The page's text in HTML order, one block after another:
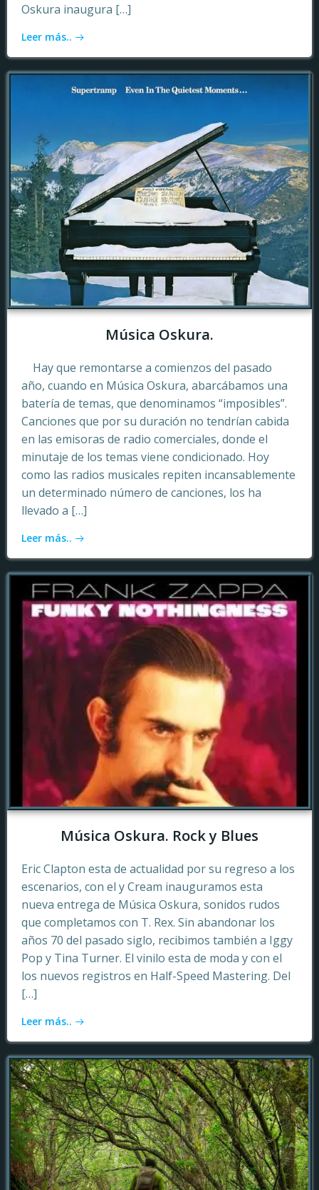
Oskura inaugura […]
Leer más..
Música Oskura.
Hay que remontarse a comienzos del pasado
año, cuando en Música Oskura, abarcábamos una
batería de temas, que denominamos “imposibles”.
Canciones que por su duración no tendrían cabida
en las emisoras de radio comerciales, donde el
minutaje de los temas viene condicionado. Hoy
como las radios musicales repiten incansablemente
un determinado número de canciones, los ha
llevado a […]
Leer más..
Música Oskura. Rock y Blues
Eric Clapton esta de actualidad por su regreso a los
escenarios, con el y Cream inauguramos esta
nueva entrega de Música Oskura, sonidos rudos
que completamos con T. Rex. Sin abandonar los
años 70 del pasado siglo, recibimos también a Iggy
Pop y Tina Turner. El vinilo esta de moda y con el
los nuevos registros en Half-Speed Mastering. Del
[…]
Leer más..